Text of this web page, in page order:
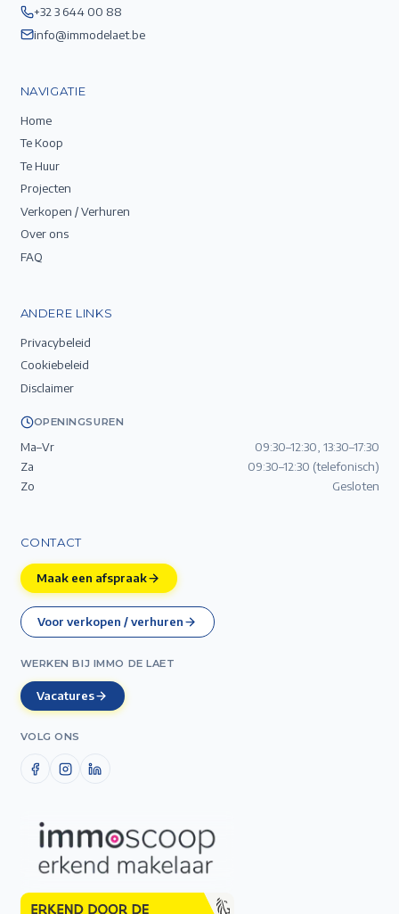
+32 3 644 00 88
info@immodelaet.be
NAVIGATIE
Home
Te Koop
Te Huur
Projecten
Verkopen / Verhuren
Over ons
FAQ
ANDERE LINKS
Privacybeleid
Cookiebeleid
Disclaimer
OPENINGSUREN
Ma–Vr
09:30–12:30, 13:30–17:30
Za
09:30–12:30 (telefonisch)
Zo
Gesloten
CONTACT
Maak een afspraak
Voor verkopen / verhuren
WERKEN BIJ IMMO DE LAET
Vacatures
VOLG ONS